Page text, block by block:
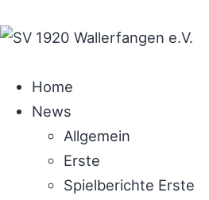
Home
News
Allgemein
Erste
Spielberichte Erste